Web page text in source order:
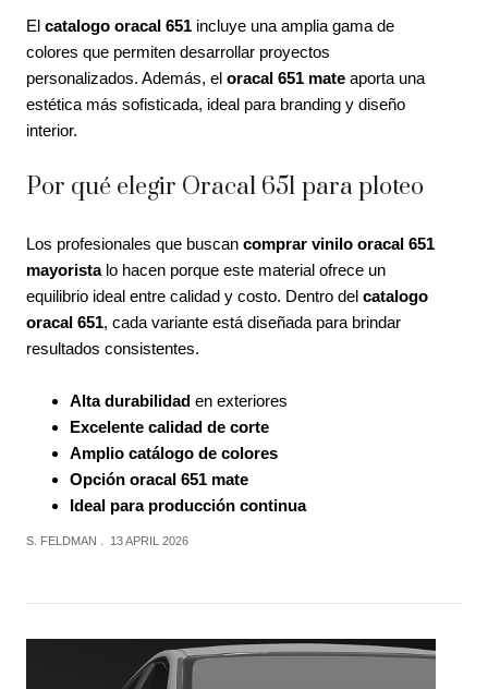
El catalogo oracal 651 incluye una amplia gama de
colores que permiten desarrollar proyectos
personalizados. Además, el oracal 651 mate aporta una
estética más sofisticada, ideal para branding y diseño
interior.
Por qué elegir Oracal 651 para ploteo
Los profesionales que buscan comprar vinilo oracal 651
mayoristalo hacen porque este material ofrece un
equilibrio ideal entre calidad y costo. Dentro del catalogo
oracal 651, cada variante está diseñada para brindar
resultados consistentes.
Alta durabilidad en exteriores
Excelente calidad de corte
Amplio catálogo de colores
Opción oracal 651 mate
Ideal para producción continua
S. FELDMAN 13 APRIL 2026